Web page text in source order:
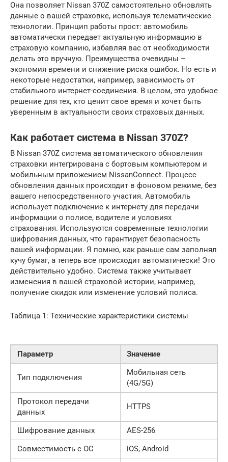
Она позволяет Nissan 370Z самостоятельно обновлять
данные о вашей страховке, используя телематические
технологии. Принцип работы прост: автомобиль
автоматически передает актуальную информацию в
страховую компанию, избавляя вас от необходимости
делать это вручную. Преимущества очевидны –
экономия времени и снижение риска ошибок. Но есть и
некоторые недостатки, например, зависимость от
стабильного интернет-соединения. В целом, это удобное
решение для тех, кто ценит свое время и хочет быть
уверенным в актуальности своих страховых данных.
Как работает система в Nissan 370Z?
В Nissan 370Z система автоматического обновления
страховки интегрирована с бортовым компьютером и
мобильным приложением NissanConnect. Процесс
обновления данных происходит в фоновом режиме, без
вашего непосредственного участия. Автомобиль
использует подключение к интернету для передачи
информации о полисе, водителе и условиях
страхования. Используются современные технологии
шифрования данных, что гарантирует безопасность
вашей информации. Я помню, как раньше сам заполнял
кучу бумаг, а теперь все происходит автоматически! Это
действительно удобно. Система также учитывает
изменения в вашей страховой истории, например,
получение скидок или изменение условий полиса.
Таблица 1: Технические характеристики системы
Параметр Значение
Тип подключения
Мобильная сеть
(4G/5G)
Протокол передачи
данных
HTTPS
Шифрование данных
AES-256
Совместимость с ОС
iOS, Android